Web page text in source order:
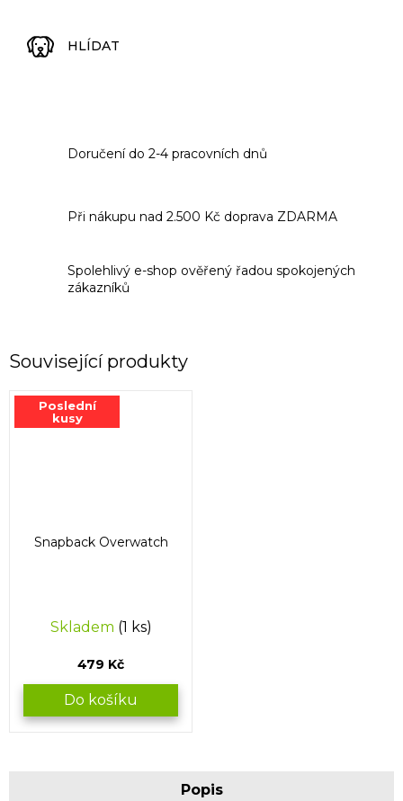
HLÍDAT
Doručení do 2-4 pracovních dnů
Při nákupu nad 2.500 Kč doprava ZDARMA
Spolehlivý e-shop ověřený řadou spokojených
zákazníků
Související produkty
Poslední
kusy
Snapback Overwatch
Skladem (1 ks)
479 Kč
Do košíku
Popis